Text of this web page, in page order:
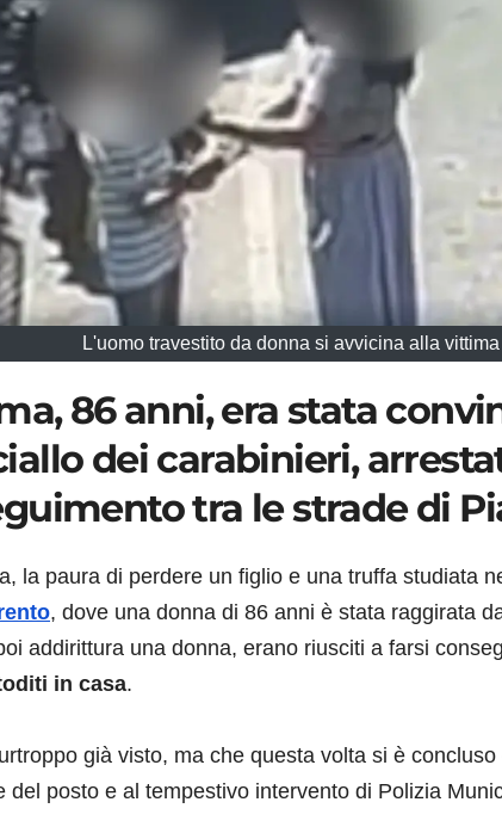
L'uomo travestito da donna si avvicina alla
86 anni, era stata
dei carabinieri,
tra le strade di
la paura di perdere un figlio e una truffa studiata
, dove una donna di 86 anni è stata raggirata
addirittura una donna, erano riusciti a farsi
in casa.
già visto, ma che questa volta si è
del posto e al tempestivo intervento di Polizia